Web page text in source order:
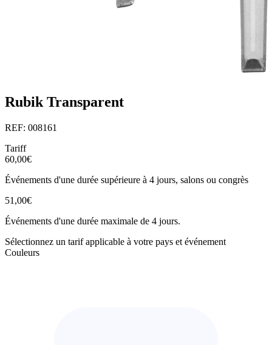
Rubik Transparent
REF: 008161
Tariff
60,00€
Événements d'une durée supérieure à 4 jours, salons ou congrès
51,00€
Événements d'une durée maximale de 4 jours.
Sélectionnez un tarif applicable à votre pays et événement
Couleurs